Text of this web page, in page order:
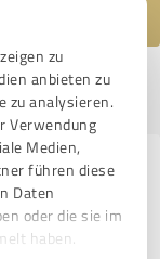
zu
anbieten zu
zu analysieren.
Verwendung
Medien,
führen diese
Daten
oder die sie im
haben.
01.07.2020|Profil
Online